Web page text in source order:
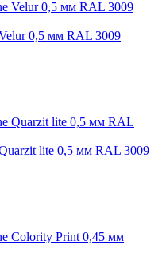
0,5 мм RAL 3009
lite 0,5 мм RAL 3009